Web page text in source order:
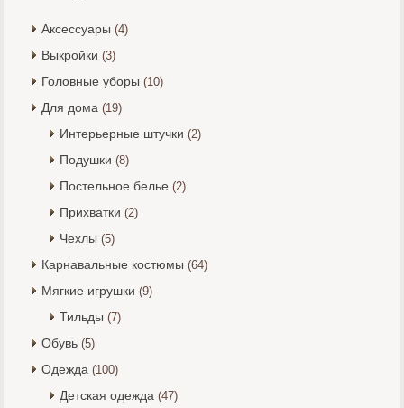
Аксессуары (4)
Выкройки (3)
Головные уборы (10)
Для дома (19)
Интерьерные штучки (2)
Подушки (8)
Постельное белье (2)
Прихватки (2)
Чехлы (5)
Карнавальные костюмы (64)
Мягкие игрушки (9)
Тильды (7)
Обувь (5)
Одежда (100)
Детская одежда (47)